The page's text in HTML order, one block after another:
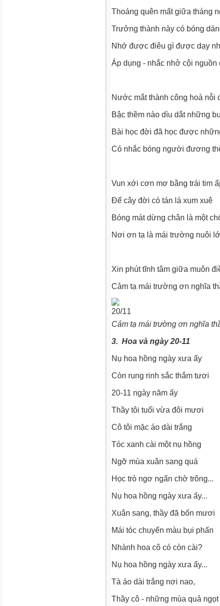
Thoáng quên mất giữa tháng
Trưởng thành này có bóng
Nhớ được điêu gì được dạy
Áp dụng - nhắc nhở cội nguồn
Nước mắt thành công hoà nỗi
Bậc thềm nào dìu dắt những
Bài học đời đã học được
Có nhắc bóng người đương
Vun xới cơn mơ bằng trái tim
Để cây đời có tán lá xum xuê
Bóng mát dừng chân là một
Nơi ơn tạ là mái trường nuôi
Xin phút tĩnh tâm giữa muôn
Cảm tạ mái trường ơn nghĩa
Cảm tạ mái trường ơn nghĩa
3. Hoa và ngày 20-11
Nụ hoa hồng ngày xưa ấy
Còn rung rinh sắc thắm tươi
20-11 ngày năm ấy
Thầy tôi tuổi vừa đôi mươi
Cô tôi mặc áo dài trắng
Tóc xanh cài một nụ hồng
Ngỡ mùa xuân sang quá
Học trò ngơ ngẩn chờ trông...
Nụ hoa hồng ngày xưa ấy...
Xuân sang, thầy đã bốn mươi
Mái tóc chuyển màu bụi phấn
Nhành hoa cô có còn cài?
Nụ hoa hồng ngày xưa ấy...
Tà áo dài trắng nơi nao,
Thầy cô - những mùa quả ngọt